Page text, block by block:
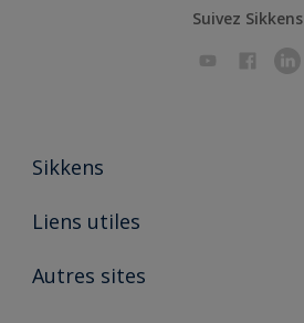
Suivez Sikkens
Sikkens
A propos de Sikkens
Liens utiles
Ouvrir un magasin PASS
Autres sites